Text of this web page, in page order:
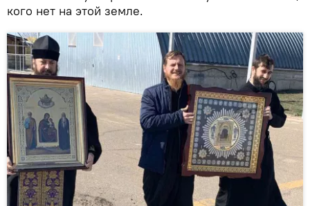
кого нет на этой земле.